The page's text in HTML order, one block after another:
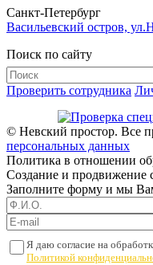
Cанкт-Петербург
Васильевский остров,
Поиск по сайту
Проверить сотрудника
© Невский простор. Все
персональных данных
Политика в отношении
Создание и продвижение
Заполните форму и мы
Я даю согласие на
Политикой